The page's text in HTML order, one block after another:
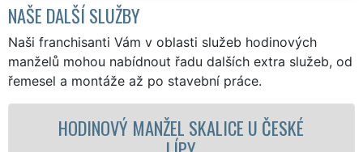
NAŠE DALŠÍ SLUŽBY
Naši franchisanti Vám v oblasti služeb hodinových
manželů mohou nabídnout řadu dalších extra služeb, od
řemesel a montáže až po stavební práce.
MANŽEL SKALICE U ČESKÉ